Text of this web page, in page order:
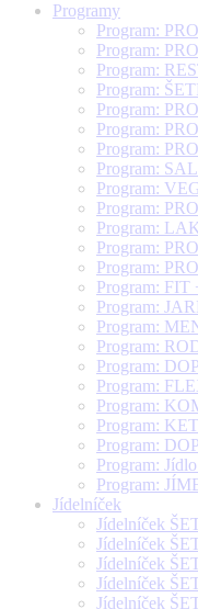
Programy
Program:
Program:
Program:
Program:
Program:
Program:
Program:
Program:
Program:
Program:
Program:
Program:
Program:
Program: FIT
Program:
Program:
Program:
Program:
Program:
Program:
Program:
Program:
Program:
Program:
Jídelníček
Jídelníček
Jídelníček
Jídelníček
Jídelníček
Jídelníček